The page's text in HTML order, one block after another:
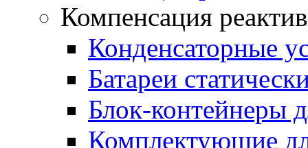
Компенсация
Конденсаторные
Батареи
Блок-контейнеры
Комплектующие